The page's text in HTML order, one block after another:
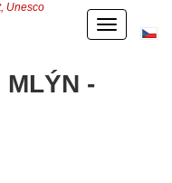
Unesco
Menu
MLÝN -